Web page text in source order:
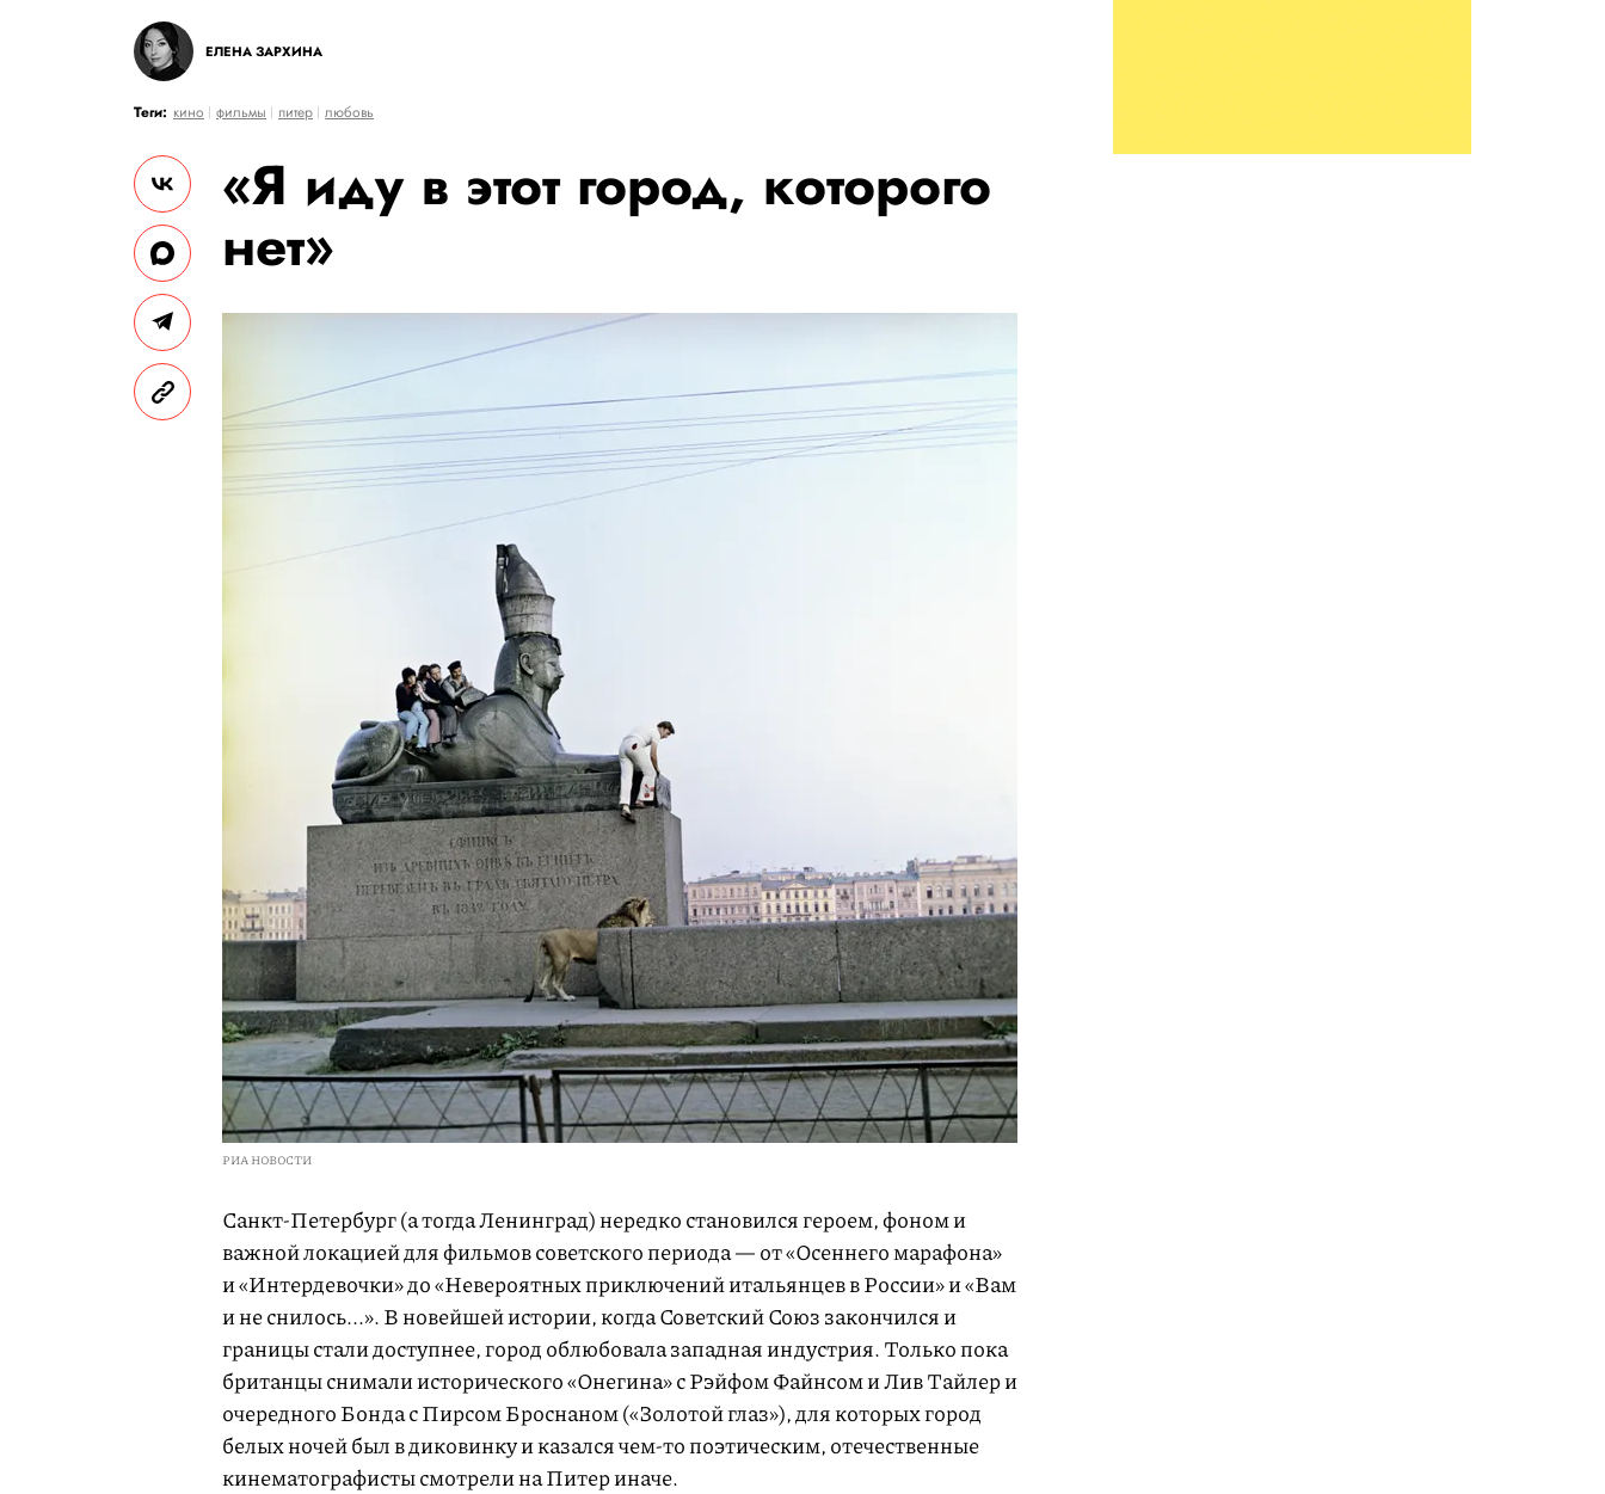
ЕЛЕНА ЗАРХИНА
Теги: кино фильмы питер любовь
«Я иду в этот город, которого
нет»
РИА НОВОСТИ
Санкт-Петербург (а тогда Ленинград) нередко становился героем, фоном и
важной локацией для фильмов советского периода — от «Осеннего марафона»
и «Интердевочки» до «Невероятных приключений итальянцев в России» и «Вам
и не снилось...». В новейшей истории, когда Советский Союз закончился и
границы стали доступнее, город облюбовала западная индустрия. Только пока
британцы снимали исторического «Онегина» с Рэйфом Файнсом и Лив Тайлер и
очередного Бонда с Пирсом Броснаном («Золотой глаз»), для которых город
белых ночей был в диковинку и казался чем-то поэтическим, отечественные
кинематографисты смотрели на Питер иначе.